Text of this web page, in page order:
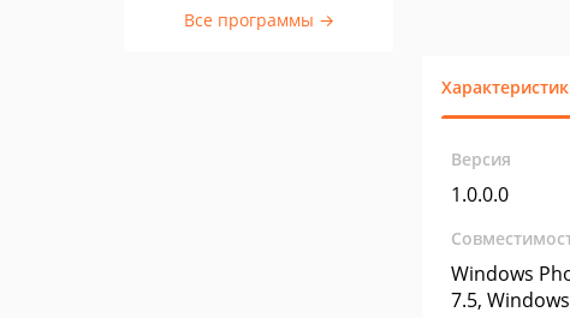
Все программы →
Версия
1.0.0.0
Windows
7.5,